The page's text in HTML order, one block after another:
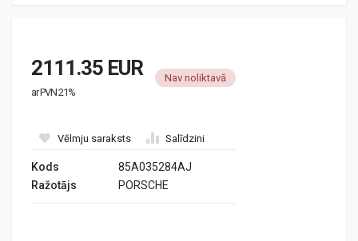
2111.35 EUR
ar PVN 21%
Nav noliktavā
Vēlmju saraksts Salīdzini
Kods
85A035284AJ
Ražotājs
PORSCHE